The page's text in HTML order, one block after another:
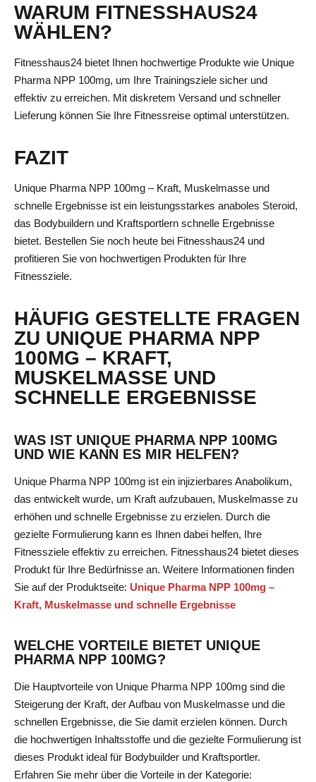
WARUM FITNESSHAUS24
WÄHLEN?
Fitnesshaus24 bietet Ihnen hochwertige Produkte wie Unique
Pharma NPP 100mg, um Ihre Trainingsziele sicher und
effektiv zu erreichen. Mit diskretem Versand und schneller
Lieferung können Sie Ihre Fitnessreise optimal unterstützen.
FAZIT
Unique Pharma NPP 100mg – Kraft, Muskelmasse und
schnelle Ergebnisse ist ein leistungsstarkes anaboles Steroid,
das Bodybuildern und Kraftsportlern schnelle Ergebnisse
bietet. Bestellen Sie noch heute bei Fitnesshaus24 und
profitieren Sie von hochwertigen Produkten für Ihre
Fitnessziele.
HÄUFIG GESTELLTE FRAGEN
ZU UNIQUE PHARMA NPP
100MG – KRAFT,
MUSKELMASSE UND
SCHNELLE ERGEBNISSE
WAS IST UNIQUE PHARMA NPP 100MG
UND WIE KANN ES MIR HELFEN?
Unique Pharma NPP 100mg ist ein injizierbares Anabolikum,
das entwickelt wurde, um Kraft aufzubauen, Muskelmasse zu
erhöhen und schnelle Ergebnisse zu erzielen. Durch die
gezielte Formulierung kann es Ihnen dabei helfen, Ihre
Fitnessziele effektiv zu erreichen. Fitnesshaus24 bietet dieses
Produkt für Ihre Bedürfnisse an. Weitere Informationen finden
Sie auf der Produktseite: Unique Pharma NPP 100mg –
Kraft, Muskelmasse und schnelle Ergebnisse
WELCHE VORTEILE BIETET UNIQUE
PHARMA NPP 100MG?
Die Hauptvorteile von Unique Pharma NPP 100mg sind die
Steigerung der Kraft, der Aufbau von Muskelmasse und die
schnellen Ergebnisse, die Sie damit erzielen können. Durch
die hochwertigen Inhaltsstoffe und die gezielte Formulierung ist
dieses Produkt ideal für Bodybuilder und Kraftsportler.
Erfahren Sie mehr über die Vorteile in der Kategorie: